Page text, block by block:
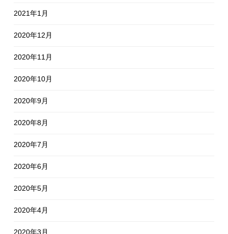
2021年1月
2020年12月
2020年11月
2020年10月
2020年9月
2020年8月
2020年7月
2020年6月
2020年5月
2020年4月
2020年3月